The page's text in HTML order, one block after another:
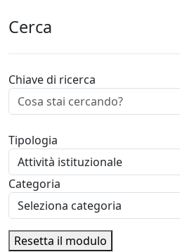
Cerca
Chiave di ricerca
Tipologia
Categoria
Resetta il modulo